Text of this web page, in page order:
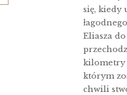
się, kiedy
Eliasza do
kilometry
którym
chwili